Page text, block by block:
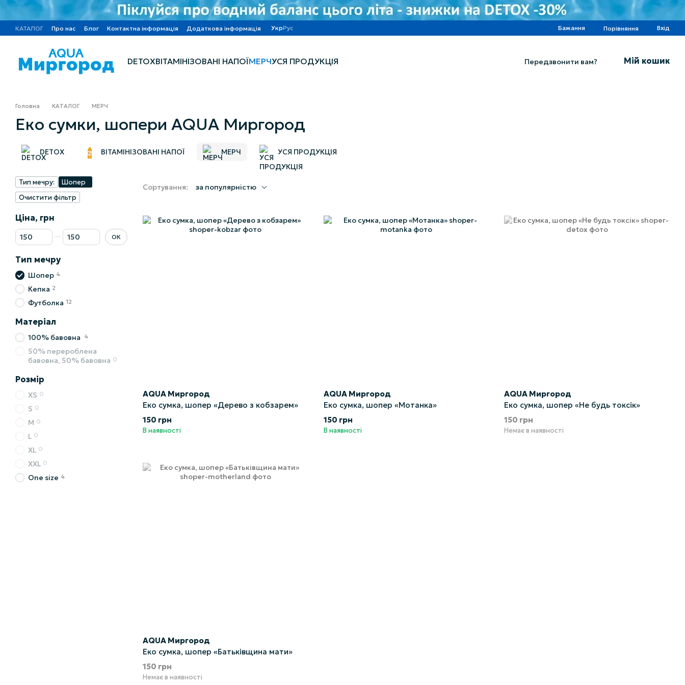
Перейти до основного контенту
КАТАЛОГ Про нас Блог Контактна інформація Додаткова інформація УкрРус Бажання Порівняння Вхід
DETOXВІТАМІНІЗОВАНІ НАПОЇМЕРЧУСЯ ПРОДУКЦІЯ Передзвонити вам? Мій кошик
Головна КАТАЛОГ МЕРЧ
Еко сумки, шопери AQUA Миргород
DETOX ВІТАМІНІЗОВАНІ НАПОЇ МЕРЧ УСЯ ПРОДУКЦІЯ
Сортування: за популярністю
AQUA Миргород
Еко сумка, шопер «Дерево з кобзарем»
150 грн
В наявності
AQUA Миргород
Еко сумка, шопер «Мотанка»
150 грн
В наявності
AQUA Миргород
Еко сумка, шопер «Не будь токсік»
150 грн
Немає в наявності
AQUA Миргород
Еко сумка, шопер «Батьківщина мати»
150 грн
Немає в наявності
Тип мечру:
Шопер
Очистити фільтр
Ціна, грн
Від Ціна, грн
До Ціна, грн ОК
Тип мечру
Шопер 4
Кепка 2
Футболка 12
Матеріал
100% бавовна 4
50% перероблена
бавовна, 50% бавовна 0
Розмір
XS 0
S 0
M 0
L 0
XL 0
XXL 0
One size 4